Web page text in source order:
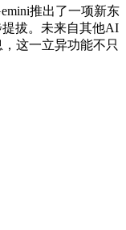
推出了一项新东
拔。未来自其他AI
这一立异功能不只